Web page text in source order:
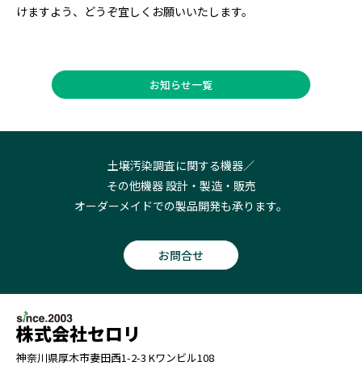
けますよう、どうぞ宜しくお願いいたします。
お知らせ一覧
土壌汚染調査に関する機器／
その他機器 設計・製造・販売
オーダーメイドでの製品開発も承ります。
お問合せ
株式会社セロリ
神奈川県厚木市妻田西1-2-3 Kワンビル108